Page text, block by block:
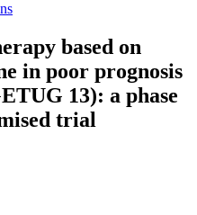
based on
in poor prognosis
13): a phase
trial